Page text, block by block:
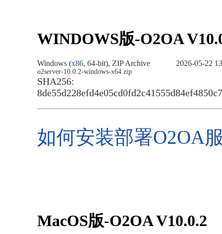
WINDOWS版-O2OA
Windows (x86, 64-bit), ZIP Archive 2026-05-22
o2server-10.0.2-windows-x64.zip
SHA256:
如何安装部署O2OA
MacOS版-O2OAV10.0.2